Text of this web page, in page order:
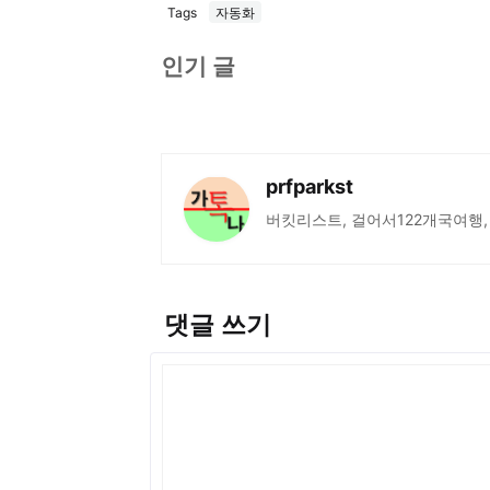
Tags 자동화
인기 글
prfparkst
버킷리스트, 걸어서122개국여
댓글 쓰기